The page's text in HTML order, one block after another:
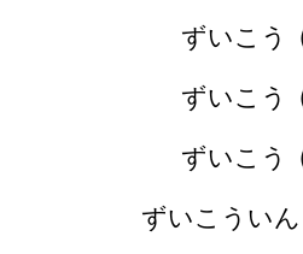
ずいこう
ずいこう
ずいこう
ずいこういん